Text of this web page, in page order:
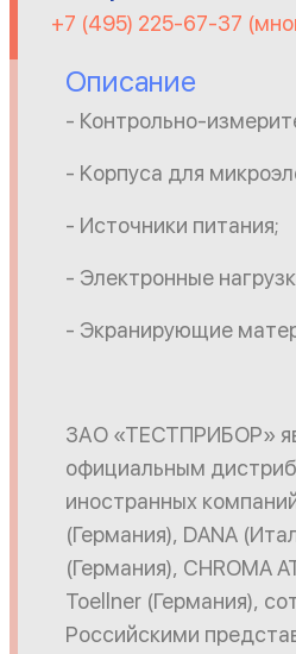
+7 (495) 225-67-37
Описание
- Контрольно-
- Kорпуса для
- Источники питания;
- Электронные
- Экранирующие
ЗАО «ТЕСТПРИБОР»
официальным
иностранных
(Германия), DANA
(Германия), CHROMA
Toellner (Германия),
Российскими